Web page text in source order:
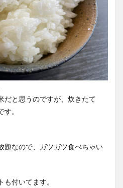
だと思うのですが、炊きたて
。
題なので、ガツガツ食べちゃい
も付いてます。